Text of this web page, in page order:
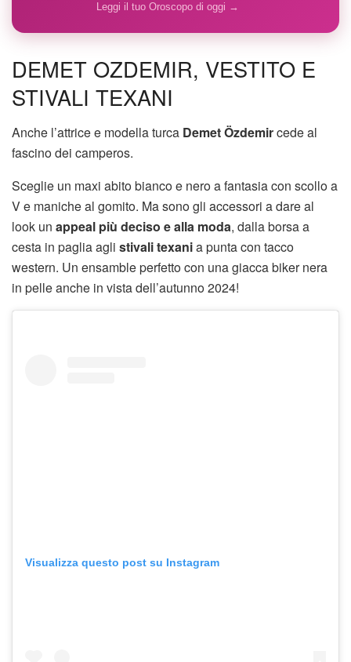
Leggi il tuo Oroscopo di oggi →
DEMET OZDEMIR, VESTITO E
STIVALI TEXANI
Anche l’attrice e modella turca Demet Özdemircede al
fascino dei camperos.
Sceglie un maxi abito bianco e nero a fantasia con scollo a
V e maniche al gomito. Ma sono gli accessori a dare al
look un appeal più deciso e alla moda, dalla borsa a
cesta in paglia agli stivali texania punta con tacco
western. Un ensamble perfetto con una giacca biker nera
in pelle anche in vista dell’autunno 2024!
Visualizza questo post su Instagram